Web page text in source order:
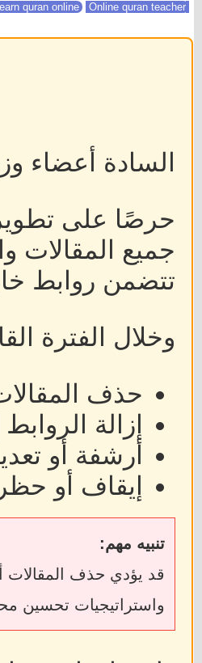
quran online Online quran teacher
السادة أعضاء
حرصًا على
جميع المقالات
تتضمن روابط
وخلال الفترة
حذف
إزالة
أرشفة أو
إيقاف أو
تنبيه مهم:
واستراتيجيات تحسين